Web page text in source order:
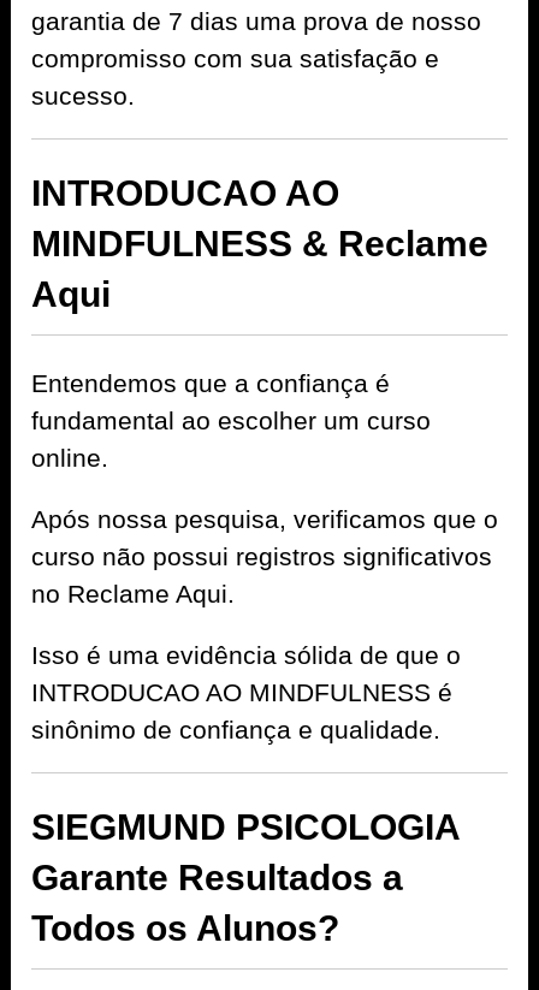
garantia de 7 dias uma prova de nosso
compromisso com sua satisfação e
sucesso.
INTRODUCAO AO
MINDFULNESS & Reclame
Aqui
Entendemos que a confiança é
fundamental ao escolher um curso
online.
Após nossa pesquisa, verificamos que o
curso não possui registros significativos
no Reclame Aqui.
Isso é uma evidência sólida de que o
INTRODUCAO AO MINDFULNESS é
sinônimo de confiança e qualidade.
SIEGMUND PSICOLOGIA
Garante Resultados a
Todos os Alunos?